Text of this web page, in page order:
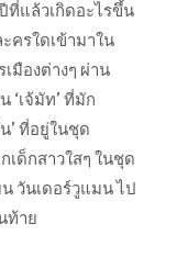
ที่แล้วเกิดอะไรขึ้น
ครใดเข้ามาใน
มืองต่างๆ ผ่าน
‘เจ้มัท’ ที่มัก
’ ที่อยู่ในชุด
เด็กสาวใสๆ ในชุด
วันเดอร์วูแมน ไป
ท้าย